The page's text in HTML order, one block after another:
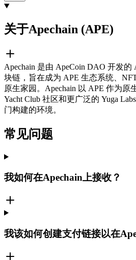
关于Apechain (APE)
Apechain 是由 ApeCoin DAO 开发的
块链，旨在成为 APE 生态系统、
原生家园。Apechain 以 APE 作为原
Yacht Club 社区和更广泛的 Yuga
门构建的环境。
常见问题
我如何在Apechain上接收？
我该如何创建支付链接以在